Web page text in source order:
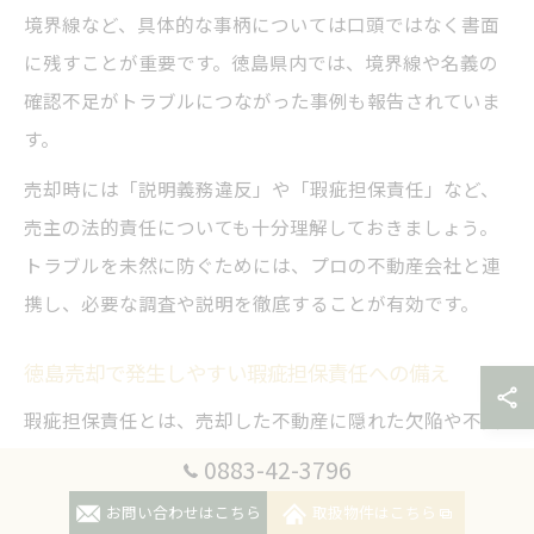
境界線など、具体的な事柄については口頭ではなく書面
に残すことが重要です。徳島県内では、境界線や名義の
確認不足がトラブルにつながった事例も報告されていま
す。
売却時には「説明義務違反」や「瑕疵担保責任」など、
売主の法的責任についても十分理解しておきましょう。
トラブルを未然に防ぐためには、プロの不動産会社と連
携し、必要な調査や説明を徹底することが有効です。
徳島売却で発生しやすい瑕疵担保責任への備え
瑕疵担保責任とは、売却した不動産に隠れた欠陥や不具
合があった場合に売主が負う責任を指します。徳島県で
の不動産売却では、老朽化した住宅や空き家の売却時に
0883-42-3796
お問い合わせはこちら 取扱物件はこちら